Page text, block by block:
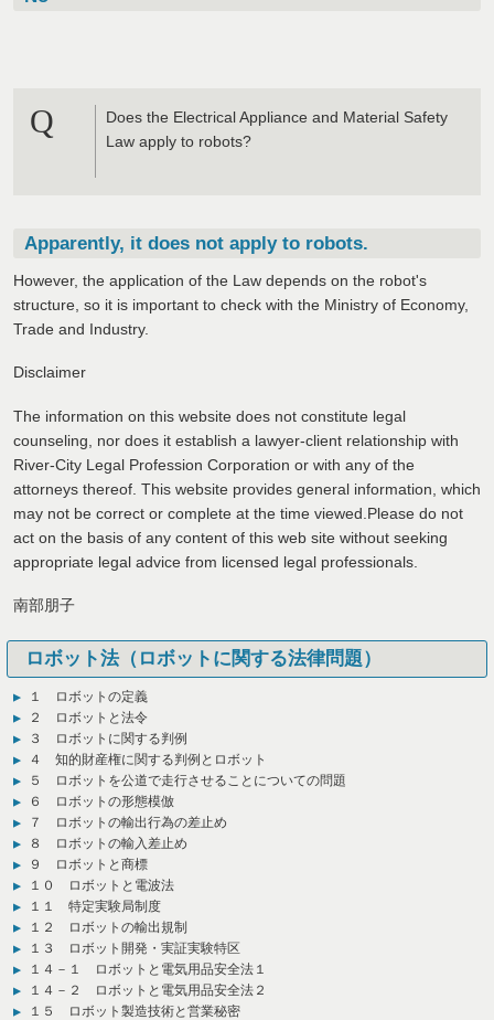
Q
Does the Electrical Appliance and Material Safety
Law apply to robots?
Apparently, it does not apply to robots.
However, the application of the Law depends on the robot's
structure, so it is important to check with the Ministry of Economy,
Trade and Industry.
Disclaimer
The information on this website does not constitute legal
counseling, nor does it establish a lawyer-client relationship with
River-City Legal Profession Corporation or with any of the
attorneys thereof. This website provides general information, which
may not be correct or complete at the time viewed.Please do not
act on the basis of any content of this web site without seeking
appropriate legal advice from licensed legal professionals.
南部朋子
ロボット法（ロボットに関する法律問題）
１ ロボットの定義
２ ロボットと法令
３ ロボットに関する判例
４ 知的財産権に関する判例とロボット
５ ロボットを公道で走行させることについての問題
６ ロボットの形態模倣
７ ロボットの輸出行為の差止め
８ ロボットの輸入差止め
９ ロボットと商標
１０ ロボットと電波法
１１ 特定実験局制度
１２ ロボットの輸出規制
１３ ロボット開発・実証実験特区
１４－１ ロボットと電気用品安全法１
１４－２ ロボットと電気用品安全法２
１５ ロボット製造技術と営業秘密